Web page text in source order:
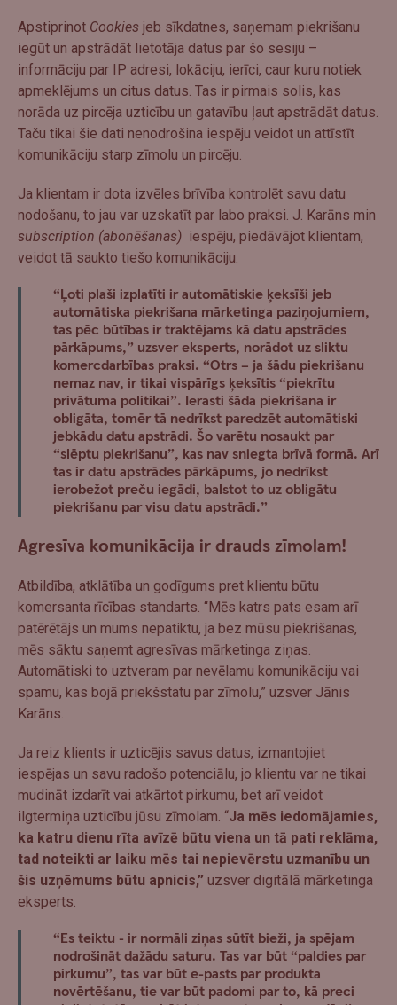
Apstiprinot Cookies jeb sīkdatnes, saņemam piekrišanu
iegūt un apstrādāt lietotāja datus par šo sesiju –
informāciju par IP adresi, lokāciju, ierīci, caur kuru notiek
apmeklējums un citus datus. Tas ir pirmais solis, kas
norāda uz pircēja uzticību un gatavību ļaut apstrādāt datus.
Taču tikai šie dati nenodrošina iespēju veidot un attīstīt
komunikāciju starp zīmolu un pircēju.
Ja klientam ir dota izvēles brīvība kontrolēt savu datu
nodošanu, to jau var uzskatīt par labo praksi. J. Karāns min
subscription (abonēšanas) iespēju, piedāvājot klientam,
veidot tā saukto tiešo komunikāciju.
“Ļoti plaši izplatīti ir automātiskie ķeksīši jeb
automātiska piekrišana mārketinga paziņojumiem,
tas pēc būtības ir traktējams kā datu apstrādes
pārkāpums,” uzsver eksperts, norādot uz sliktu
komercdarbības praksi. “Otrs – ja šādu piekrišanu
nemaz nav, ir tikai vispārīgs ķeksītis “piekrītu
privātuma politikai”. Ierasti šāda piekrišana ir
obligāta, tomēr tā nedrīkst paredzēt automātiski
jebkādu datu apstrādi. Šo varētu nosaukt par
“slēptu piekrišanu”, kas nav sniegta brīvā formā. Arī
tas ir datu apstrādes pārkāpums, jo nedrīkst
ierobežot preču iegādi, balstot to uz obligātu
piekrišanu par visu datu apstrādi.”
Agresīva komunikācija ir drauds zīmolam!
Atbildība, atklātība un godīgums pret klientu būtu
komersanta rīcības standarts. “Mēs katrs pats esam arī
patērētājs un mums nepatiktu, ja bez mūsu piekrišanas,
mēs sāktu saņemt agresīvas mārketinga ziņas.
Automātiski to uztveram par nevēlamu komunikāciju vai
spamu, kas bojā priekšstatu par zīmolu,” uzsver Jānis
Karāns.
Ja reiz klients ir uzticējis savus datus, izmantojiet
iespējas un savu radošo potenciālu, jo klientu var ne tikai
mudināt izdarīt vai atkārtot pirkumu, bet arī veidot
ilgtermiņa uzticību jūsu zīmolam. “Ja mēs iedomājamies,
ka katru dienu rīta avīzē būtu viena un tā pati reklāma,
tad noteikti ar laiku mēs tai nepievērstu uzmanību un
šis uzņēmums būtu apnicis,” uzsver digitālā mārketinga
eksperts.
“Es teiktu - ir normāli ziņas sūtīt bieži, ja spējam
nodrošināt dažādu saturu. Tas var būt “paldies par
pirkumu”, tas var būt e-pasts par produkta
novērtēšanu, tie var būt padomi par to, kā preci